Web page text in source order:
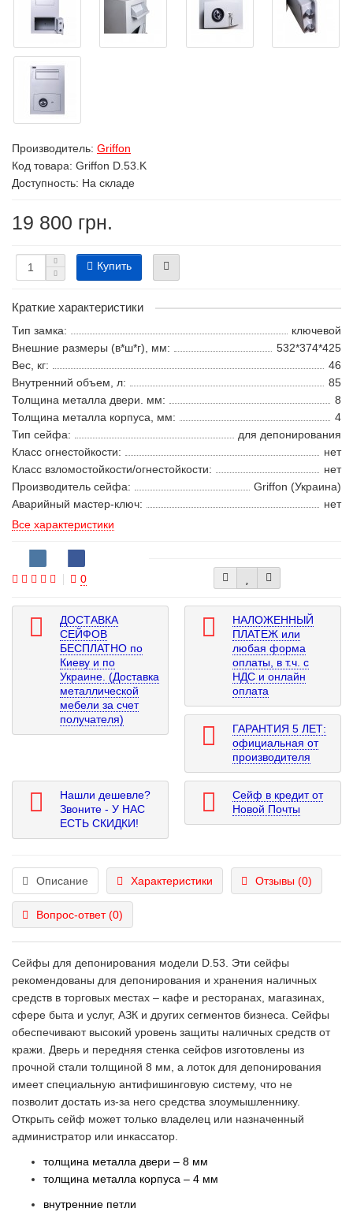
Производитель: Griffon
Код товара: Griffon D.53.K
Доступность: На складе
19 800 грн.
Купить
Краткие характеристики
Тип замка:
ключевой
Внешние размеры (в*ш*г), мм:
532*374*425
Вес, кг:
46
Внутренний объем, л:
85
Толщина металла двери. мм:
8
Толщина металла корпуса, мм:
4
Тип сейфа:
для депонирования
Класс огнестойкости:
нет
Класс взломостойкости/огнестойкости:
нет
Производитель сейфа:
Griffon (Украина)
Аварийный мастер-ключ:
нет
Все характеристики
0
ДОСТАВКА
СЕЙФОВ
БЕСПЛАТНО по
Киеву и по
Украине. (Доставка
металлической
мебели за счет
получателя)
НАЛОЖЕННЫЙ
ПЛАТЕЖ или
любая форма
оплаты, в т.ч. с
НДС и онлайн
оплата
ГАРАНТИЯ 5 ЛЕТ:
официальная от
производителя
Нашли дешевле?
Звоните - У НАС
ЕСТЬ СКИДКИ!
Сейф в кредит от
Новой Почты
Описание Характеристики Отзывы (0)
Вопрос-ответ(0)
Сейфы для депонирования модели D.53. Эти сейфы
рекомендованы для депонирования и хранения наличных
средств в торговых местах – кафе и ресторанах, магазинах,
сфере быта и услуг, АЗК и других сегментов бизнеса. Сейфы
обеспечивают высокий уровень защиты наличных средств от
кражи. Дверь и передняя стенка сейфов изготовлены из
прочной стали толщиной 8 мм, а лоток для депонирования
имеет специальную антифишинговую систему, что не
позволит достать из-за него средства злоумышленнику.
Открыть сейф может только владелец или назначенный
администратор или инкассатор.
толщина металла двери – 8 мм
толщина металла корпуса – 4 мм
внутренние петли